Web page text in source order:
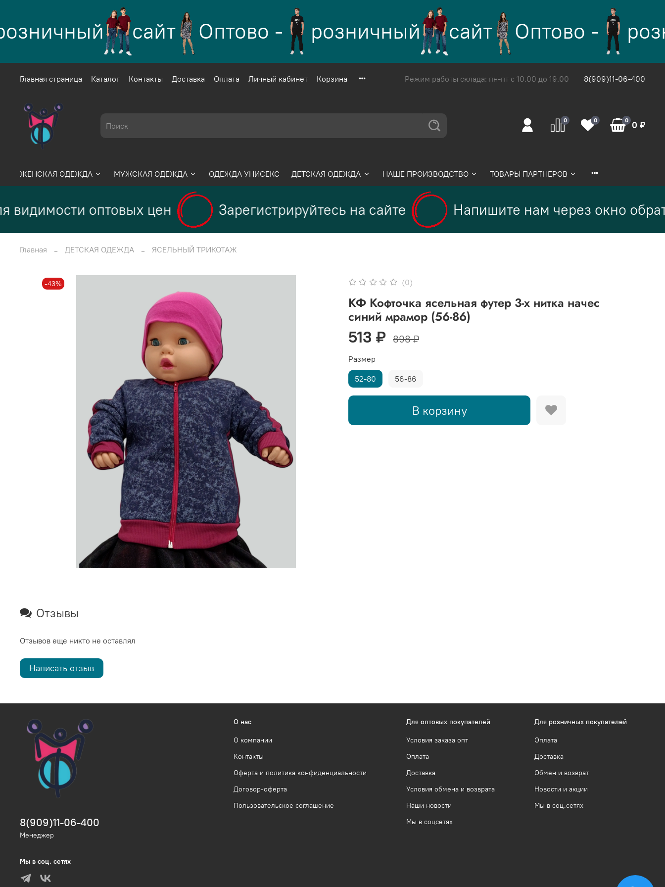
сайт Оптово - розничный сайт Оптово -
Главная страница Каталог Контакты Доставка Оплата Личный кабинет Корзина Режим работы склада: пн-пт с 10.00 до 19.00 8(909)11-06-400
0 0 0 0 ₽
ЖЕНСКАЯ ОДЕЖДА МУЖСКАЯ ОДЕЖДА ОДЕЖДА УНИСЕКС ДЕТСКАЯ ОДЕЖДА НАШЕ ПРОИЗВОДСТВО ТОВАРЫ ПАРТНЕРОВ
видимости оптовых цен Зарегистрируйтесь на сайте Напишите нам через окно
Главная ДЕТСКАЯ ОДЕЖДА ЯСЕЛЬНЫЙ ТРИКОТАЖ
-43% (0)
КФ Кофточка ясельная футер 3-х нитка начес
синий мрамор (56-86)
513 ₽ 898 ₽
В корзину
Размер
52-80
56-86
Отзывы
Отзывов еще никто не оставлял
Написать отзыв
О нас
О компании
Контакты
Оферта и политика конфиденциальности
Договор-оферта
Пользовательское соглашение
Для оптовых покупателей
Условия заказа опт
Оплата
Доставка
Условия обмена и возврата
Наши новости
Мы в соцсетях
Для розничных покупателей
Оплата
Доставка
Обмен и возврат
Новости и акции
Мы в соц.сетях
8(909)11-06-400
Менеджер
Мы в соц. сетях